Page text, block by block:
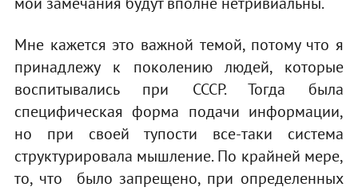
Мне кажется это важной темой, потому что я
принадлежу к поколению людей, которые
воспитывались при СССР. Тогда была
специфическая форма подачи информации,
но при своей тупости все-таки система
структурировала мышление. По крайней мере,
то, что было запрещено, при определенных